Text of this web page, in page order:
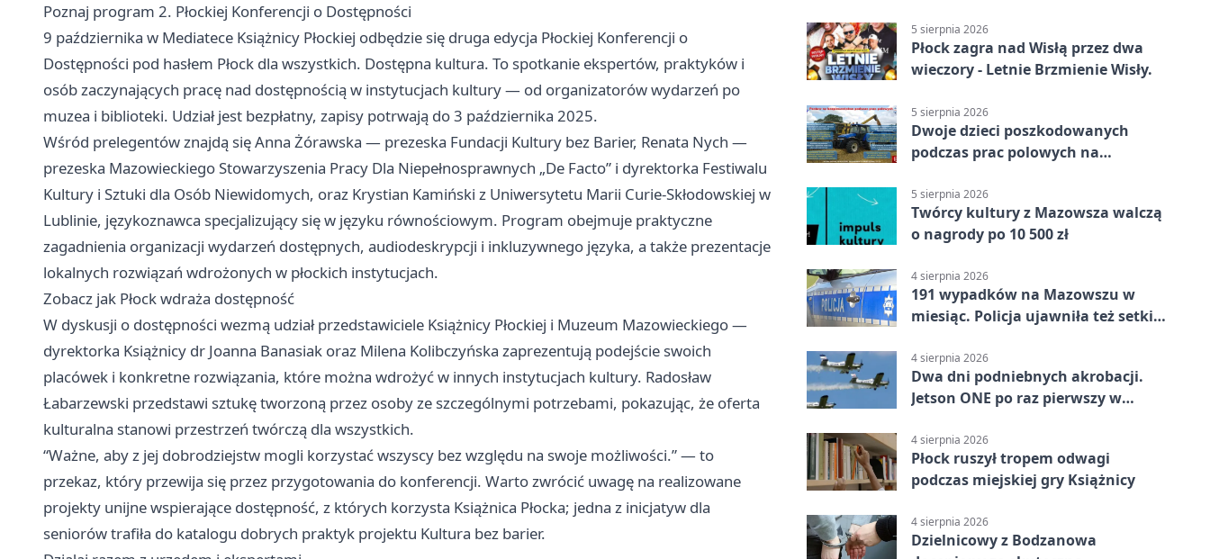
Poznaj program 2. Płockiej Konferencji o Dostępności
9 października w Mediatece Książnicy Płockiej odbędzie się druga edycja Płockiej Konferencji o
Dostępności pod hasłem Płock dla wszystkich. Dostępna kultura. To spotkanie ekspertów, praktyków i
osób zaczynających pracę nad dostępnością w instytucjach kultury — od organizatorów wydarzeń po
muzea i biblioteki. Udział jest bezpłatny, zapisy potrwają do 3 października 2025.
Wśród prelegentów znajdą się Anna Żórawska — prezeska Fundacji Kultury bez Barier, Renata Nych —
prezeska Mazowieckiego Stowarzyszenia Pracy Dla Niepełnosprawnych „De Facto” i dyrektorka Festiwalu
Kultury i Sztuki dla Osób Niewidomych, oraz Krystian Kamiński z Uniwersytetu Marii Curie-Skłodowskiej w
Lublinie, językoznawca specjalizujący się w języku równościowym. Program obejmuje praktyczne
zagadnienia organizacji wydarzeń dostępnych, audiodeskrypcji i inkluzywnego języka, a także prezentacje
lokalnych rozwiązań wdrożonych w płockich instytucjach.
Zobacz jak Płock wdraża dostępność
W dyskusji o dostępności wezmą udział przedstawiciele Książnicy Płockiej i Muzeum Mazowieckiego —
dyrektorka Książnicy dr Joanna Banasiak oraz Milena Kolibczyńska zaprezentują podejście swoich
placówek i konkretne rozwiązania, które można wdrożyć w innych instytucjach kultury. Radosław
Łabarzewski przedstawi sztukę tworzoną przez osoby ze szczególnymi potrzebami, pokazując, że oferta
kulturalna stanowi przestrzeń twórczą dla wszystkich.
“Ważne, aby z jej dobrodziejstw mogli korzystać wszyscy bez względu na swoje możliwości.” — to
przekaz, który przewija się przez przygotowania do konferencji. Warto zwrócić uwagę na realizowane
projekty unijne wspierające dostępność, z których korzysta Książnica Płocka; jedna z inicjatyw dla
seniorów trafiła do katalogu dobrych praktyk projektu Kultura bez barier.
5 sierpnia 2026
Płock zagra nad Wisłą przez dwa
wieczory - Letnie Brzmienie Wisły.
5 sierpnia 2026
Dwoje dzieci poszkodowanych
podczas prac polowych na
5 sierpnia 2026
Twórcy kultury z Mazowsza walczą
o nagrody po 10 500 zł
4 sierpnia 2026
191 wypadków na Mazowszu w
miesiąc. Policja ujawniła też setki
4 sierpnia 2026
Dwa dni podniebnych akrobacji.
Jetson ONE po raz pierwszy w
4 sierpnia 2026
Płock ruszył tropem odwagi
podczas miejskiej gry Książnicy
4 sierpnia 2026
Dzielnicowy z Bodzanowa